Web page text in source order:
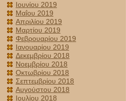
Ιουνίου 2019
Μαΐου 2019
Απριλίου 2019
Μαρτίου 2019
Φεβρουαρίου 2019
Ιανουαρίου 2019
Δεκεμβρίου 2018
Νοεμβρίου 2018
Οκτωβρίου 2018
Σεπτεμβρίου 2018
Αυγούστου 2018
Ιουλίου 2018